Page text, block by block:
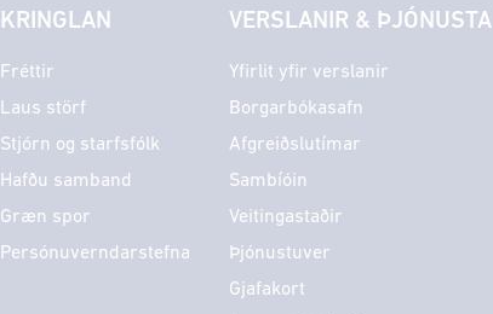
KRINGLAN
Fréttir
Laus störf
Stjórn og starfsfólk
Hafðu samband
Græn spor
Persónuverndarstefna
VERSLANIR & ÞJÓNUSTA
Yfirlit yfir verslanir
Borgarbókasafn
Afgreiðslutímar
Sambíóin
Veitingastaðir
Þjónustuver
Gjafakort